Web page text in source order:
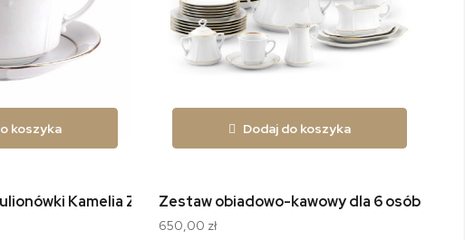
koszyka
Kamelia Złota Linia B014
Dodaj do koszyka
Zestaw obiadowo-kawowy dla 6 osób 30 el.
650,00 zł